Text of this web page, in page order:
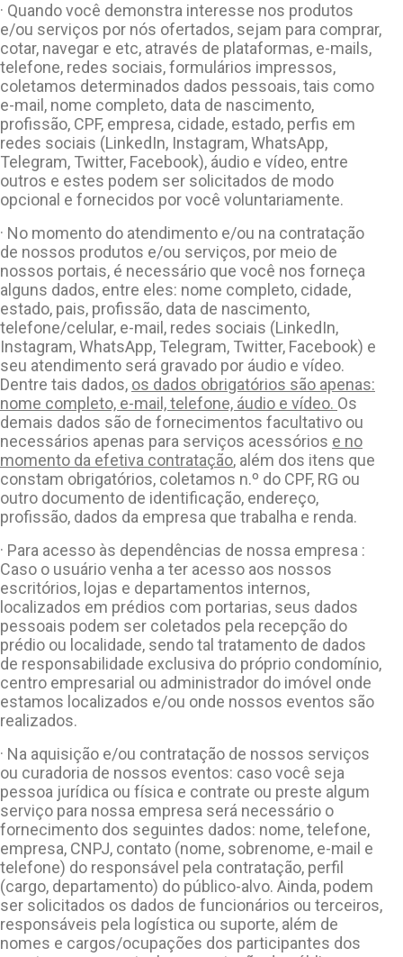
· Quando você demonstra interesse nos produtos
e/ou serviços por nós ofertados, sejam para comprar,
cotar, navegar e etc, através de plataformas, e-mails,
telefone, redes sociais, formulários impressos,
coletamos determinados dados pessoais, tais como
e-mail, nome completo, data de nascimento,
profissão, CPF, empresa, cidade, estado, perfis em
redes sociais (LinkedIn, Instagram, WhatsApp,
Telegram, Twitter, Facebook), áudio e vídeo, entre
outros e estes podem ser solicitados de modo
opcional e fornecidos por você voluntariamente.
· No momento do atendimento e/ou na contratação
de nossos produtos e/ou serviços, por meio de
nossos portais, é necessário que você nos forneça
alguns dados, entre eles: nome completo, cidade,
estado, pais, profissão, data de nascimento,
telefone/celular, e-mail, redes sociais (LinkedIn,
Instagram, WhatsApp, Telegram, Twitter, Facebook) e
seu atendimento será gravado por áudio e vídeo.
Dentre tais dados, os dados obrigatórios são apenas:
nome completo, e-mail, telefone, áudio e vídeo. Os
demais dados são de fornecimentos facultativo ou
necessários apenas para serviços acessórios e no
momento da efetiva contratação, além dos itens que
constam obrigatórios, coletamos n.º do CPF, RG ou
outro documento de identificação, endereço,
profissão, dados da empresa que trabalha e renda.
· Para acesso às dependências de nossa empresa :
Caso o usuário venha a ter acesso aos nossos
escritórios, lojas e departamentos internos,
localizados em prédios com portarias, seus dados
pessoais podem ser coletados pela recepção do
prédio ou localidade, sendo tal tratamento de dados
de responsabilidade exclusiva do próprio condomínio,
centro empresarial ou administrador do imóvel onde
estamos localizados e/ou onde nossos eventos são
realizados.
· Na aquisição e/ou contratação de nossos serviços
ou curadoria de nossos eventos: caso você seja
pessoa jurídica ou física e contrate ou preste algum
serviço para nossa empresa será necessário o
fornecimento dos seguintes dados: nome, telefone,
empresa, CNPJ, contato (nome, sobrenome, e-mail e
telefone) do responsável pela contratação, perfil
(cargo, departamento) do público-alvo. Ainda, podem
ser solicitados os dados de funcionários ou terceiros,
responsáveis pela logística ou suporte, além de
nomes e cargos/ocupações dos participantes dos